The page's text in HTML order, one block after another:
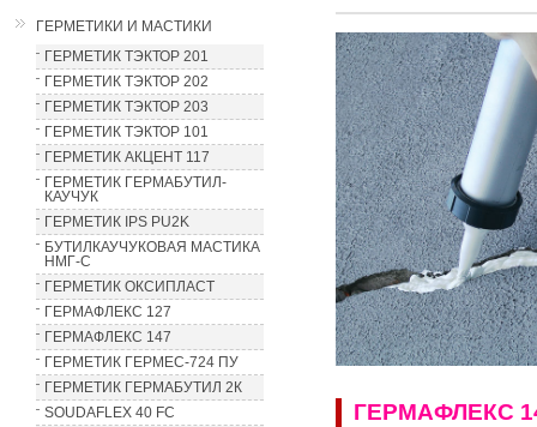
ГЕРМЕТИКИ И МАСТИКИ
ГЕРМЕТИК ТЭКТОР 201
ГЕРМЕТИК ТЭКТОР 202
ГЕРМЕТИК ТЭКТОР 203
ГЕРМЕТИК ТЭКТОР 101
ГЕРМЕТИК АКЦЕНТ 117
ГЕРМЕТИК ГЕРМАБУТИЛ-
КАУЧУК
ГЕРМЕТИК IPS PU2K
БУТИЛКАУЧУКОВАЯ МАСТИКА
НМГ-С
ГЕРМЕТИК ОКСИПЛАСТ
ГЕРМАФЛЕКС 127
ГЕРМАФЛЕКС 147
ГЕРМЕТИК ГЕРМЕС-724 ПУ
ГЕРМЕТИК ГЕРМАБУТИЛ 2К
SOUDAFLEX 40 FC
ГЕРМАФЛЕКС